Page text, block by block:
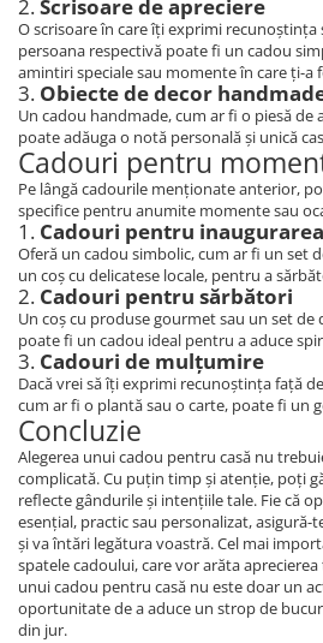
2.Scrisoare de apreciere
O scrisoare în care îți exprimi recunoștința
persoana respectivă poate fi un cadou
amintiri speciale sau momente în care ți-a
3. Obiecte de decor
Un cadou handmade, cum ar fi o piesă
poate adăuga o notă personală și unică
Cadouri pentru
Pe lângă cadourile menționate anterior,
specifice pentru anumite momente sau
1. Cadouri pentru
Oferă un cadou simbolic, cum ar fi un set
un coș cu delicatese locale, pentru a
2. Cadouri pentru sărbători
Un coș cu produse gourmet sau un set
poate fi un cadou ideal pentru a aduce
3. Cadouri de mulțumire
Dacă vrei să îți exprimi recunoștința față
cum ar fi o plantă sau o carte, poate fi un
Concluzie
Alegerea unui cadou pentru casă nu
complicată. Cu puțin timp și atenție, poți
reflecte gândurile și intențiile tale. Fie că
esențial, practic sau personalizat, asigură-
și va întări legătura voastră. Cel mai
spatele cadoului, care vor arăta
unui cadou pentru casă nu este doar un
oportunitate de a aduce un strop de
din jur.